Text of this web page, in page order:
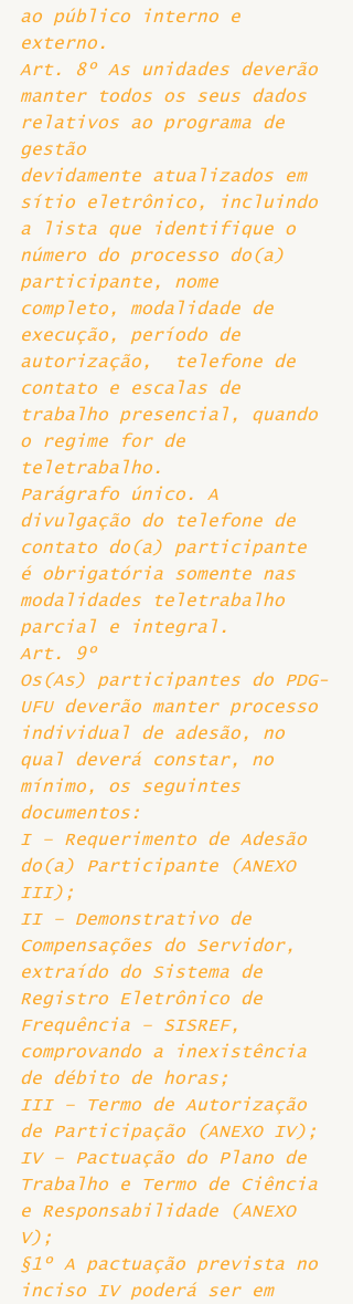
ao público interno e
externo.
Art. 8º As unidades deverão
manter todos os seus dados
relativos ao programa de
gestão
devidamente atualizados em
sítio eletrônico, incluindo
a lista que identifique o
número do processo do(a)
participante, nome
completo, modalidade de
execução, período de
autorização,  telefone de
contato e escalas de
trabalho presencial, quando
o regime for de
teletrabalho.
Parágrafo único. A
divulgação do telefone de
contato do(a) participante
é obrigatória somente nas
modalidades teletrabalho
parcial e integral.
Art. 9º
Os(As) participantes do PDG-
UFU deverão manter processo
individual de adesão, no
qual deverá constar, no
mínimo, os seguintes
documentos:
I – Requerimento de Adesão
do(a) Participante (ANEXO
III);
II – Demonstrativo de
Compensações do Servidor,
extraído do Sistema de
Registro Eletrônico de
Frequência – SISREF,
comprovando a inexistência
de débito de horas;
III – Termo de Autorização
de Participação (ANEXO IV);
IV – Pactuação do Plano de
Trabalho e Termo de Ciência
e Responsabilidade (ANEXO
V);
§1º A pactuação prevista no
inciso IV poderá ser em